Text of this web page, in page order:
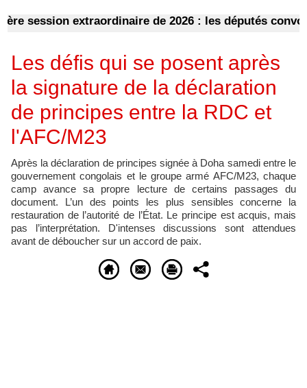
extraordinaire de 2026 : les députés
Les défis qui se posent après
la signature de la déclaration
de principes entre la RDC et
l'AFC/M23
Après la déclaration de principes signée à Doha samedi entre le
gouvernement congolais et le groupe armé AFC/M23, chaque
camp avance sa propre lecture de certains passages du
document. L’un des points les plus sensibles concerne la
restauration de l’autorité de l’État. Le principe est acquis, mais
pas l’interprétation. D'intenses discussions sont attendues
avant de déboucher sur un accord de paix.